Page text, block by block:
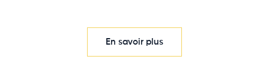
En savoir plus